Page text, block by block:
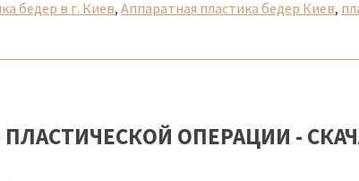
бедер в г. Киев, Аппаратная пластика бедер Киев,
ОПЕРАЦИИ -